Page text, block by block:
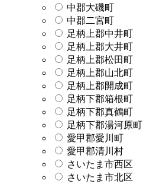
中郡大磯町
中郡二宮町
足柄上郡中井町
足柄上郡大井町
足柄上郡松田町
足柄上郡山北町
足柄上郡開成町
足柄下郡箱根町
足柄下郡真鶴町
足柄下郡湯河原町
愛甲郡愛川町
愛甲郡清川村
さいたま市西区
さいたま市北区